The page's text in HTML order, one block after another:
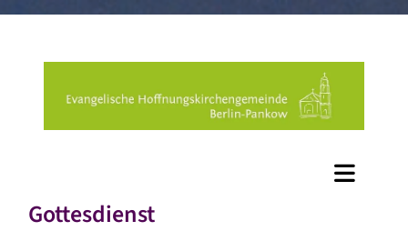
Gottesdienst